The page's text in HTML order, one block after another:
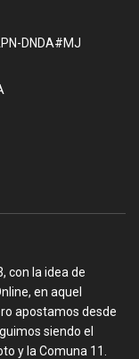
DNDA#MJ
con la idea de
en aquel
apostamos desde
siendo el
y la Comuna 11.